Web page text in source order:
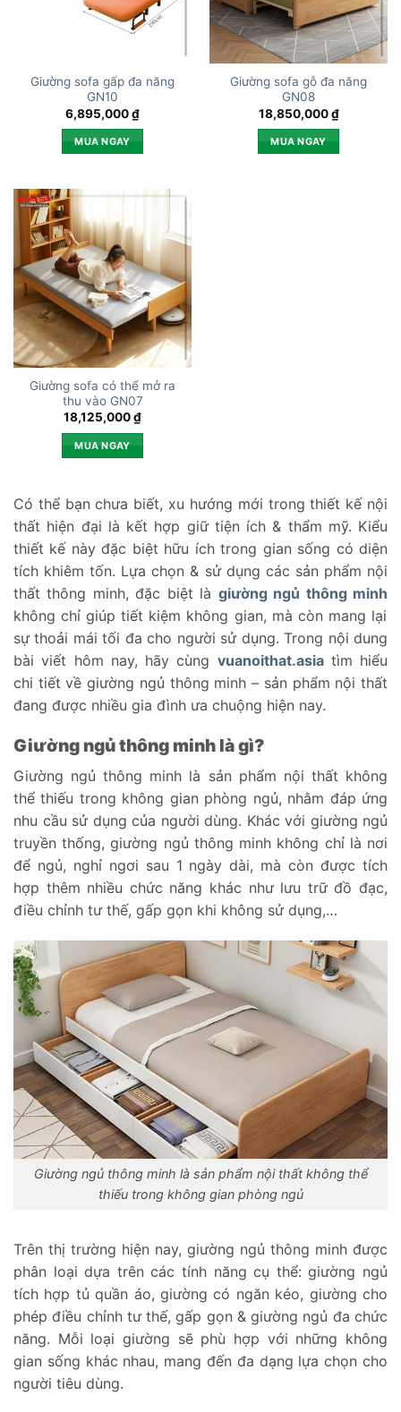
Giường sofa gấp đa năng
GN10
6,895,000₫
MUA NGAY
Giường sofa gỗ đa năng
GN08
18,850,000₫
MUA NGAY
Giường sofa có thể mở ra
thu vào GN07
18,125,000₫
MUA NGAY
Có thể bạn chưa biết, xu hướng mới trong thiết kế nội
thất hiện đại là kết hợp giữ tiện ích & thẩm mỹ. Kiểu
thiết kế này đặc biệt hữu ích trong gian sống có diện
tích khiêm tốn. Lựa chọn & sử dụng các sản phẩm nội
thất thông minh, đặc biệt là giường ngủ thông minh
không chỉ giúp tiết kiệm không gian, mà còn mang lại
sự thoải mái tối đa cho người sử dụng. Trong nội dung
bài viết hôm nay, hãy cùng vuanoithat.asiatìm hiểu
chi tiết về giường ngủ thông minh – sản phẩm nội thất
đang được nhiều gia đình ưa chuộng hiện nay.
Giường ngủ thông minh là gì?
Giường ngủ thông minh là sản phẩm nội thất không
thể thiếu trong không gian phòng ngủ, nhằm đáp ứng
nhu cầu sử dụng của người dùng. Khác với giường ngủ
truyền thống, giường ngủ thông minh không chỉ là nơi
để ngủ, nghỉ ngơi sau 1 ngày dài, mà còn được tích
hợp thêm nhiều chức năng khác như lưu trữ đồ đạc,
điều chỉnh tư thế, gấp gọn khi không sử dụng,…
Giường ngủ thông minh là sản phẩm nội thất không thể
thiếu trong không gian phòng ngủ
Trên thị trường hiện nay, giường ngủ thông minh được
phân loại dựa trên các tính năng cụ thể: giường ngủ
tích hợp tủ quần áo, giường có ngăn kéo, giường cho
phép điều chỉnh tư thế, gấp gọn & giường ngủ đa chức
năng. Mỗi loại giường sẽ phù hợp với những không
gian sống khác nhau, mang đến đa dạng lựa chọn cho
người tiêu dùng.